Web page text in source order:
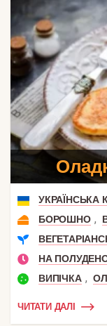
УКРАЇНСЬКА
БОРОШНО ,
НА
ВИПІЧКА ,
ЧИТАТИ ДАЛІ